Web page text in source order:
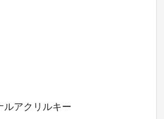
アクリルキー